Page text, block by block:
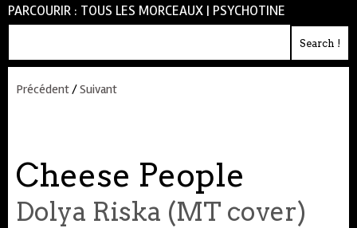
PARCOURIR : TOUS LES MORCEAUX | PSYCHOTINE
Précédent/Suivant
Cheese People
Dolya Riska (MT cover)